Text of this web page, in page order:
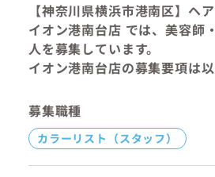
【神奈川県横浜市港南区】ヘ
イオン港南台店 では、美容師
人を募集しています。
イオン港南台店の募集要項は以
募集職種
カラーリスト（スタッフ）